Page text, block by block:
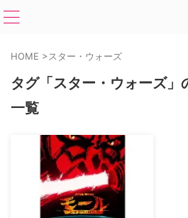
HOME >スター・ウォーズ
タグ「スター・ウォーズ」
一覧